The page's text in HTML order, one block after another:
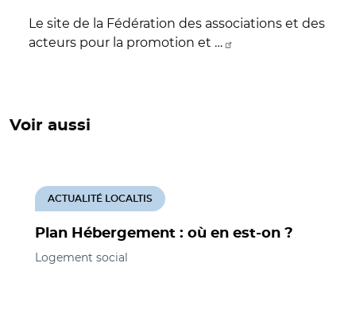
Le site de la Fédération des associations et des
acteurs pour la promotion et …
Voir aussi
Plan Hébergement : où en est-on ?
ACTUALITÉ LOCALTIS
Logement social